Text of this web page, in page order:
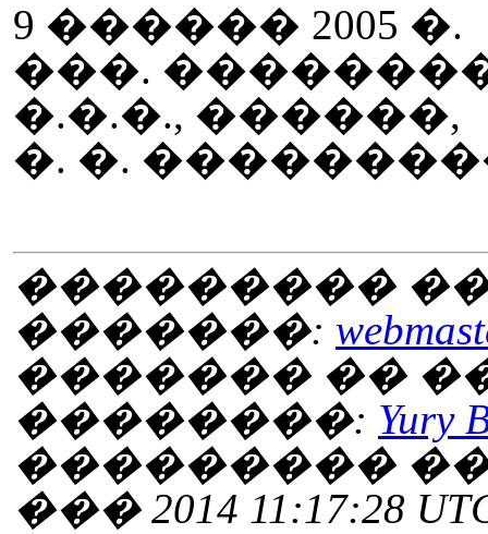
9 ������ 2005 �.
���.
�.�.�., ������,
�. �.
���������
�������:
������� ��
��������: Yury
���������
��� 2014 11:17:28